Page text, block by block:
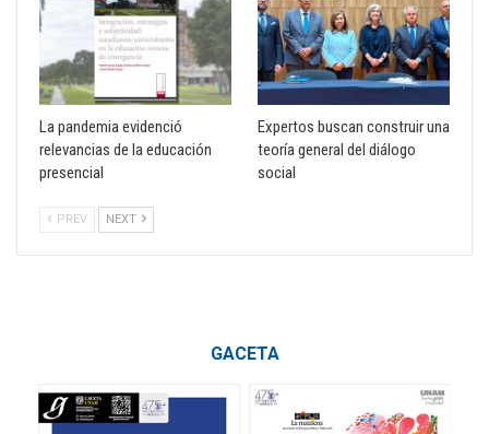
La pandemia evidenció
relevancias de la educación
presencial
Expertos buscan construir una
teoría general del diálogo
social
PREV NEXT
GACETA